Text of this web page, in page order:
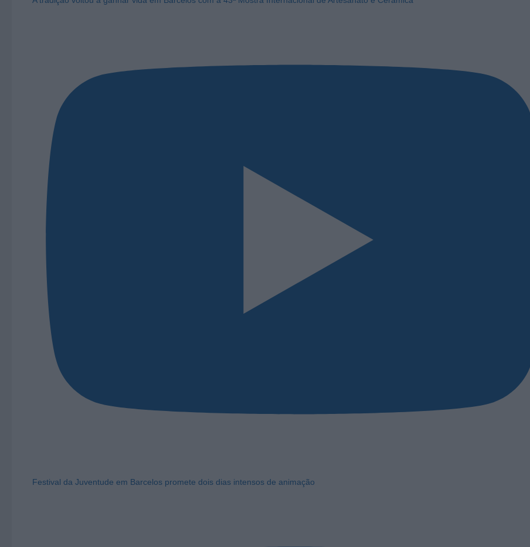
Festival da Juventude em Barcelos promete dois dias intensos de animação